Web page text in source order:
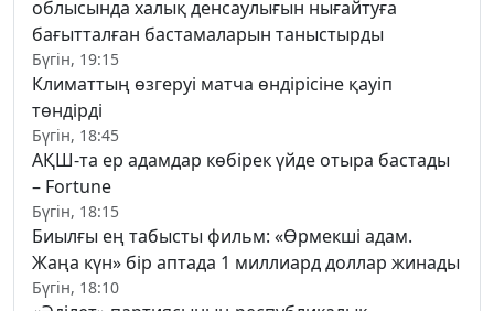
облысында халық денсаулығын нығайтуға
бағытталған бастамаларын таныстырды
Бүгін, 19:15
Климаттың өзгеруі матча өндірісіне қауіп
төндірді
Бүгін, 18:45
АҚШ-та ер адамдар көбірек үйде отыра бастады
– Fortune
Бүгін, 18:15
Биылғы ең табысты фильм: «Өрмекші адам.
Жаңа күн» бір аптада 1 миллиард доллар жинады
Бүгін, 18:10